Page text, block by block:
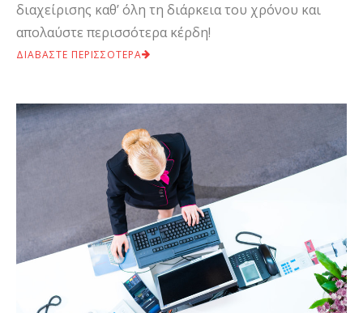
διαχείρισης καθ’ όλη τη διάρκεια του χρόνου και
απολαύστε περισσότερα κέρδη!
ΔΙΑΒΑΣΤΕ ΠΕΡΙΣΣΟΤΕΡΑ